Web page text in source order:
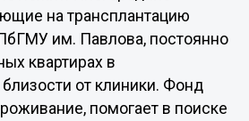
на трансплантацию
им. Павлова, постоянно
квартирах в
от клиники. Фонд
помогает в поиске